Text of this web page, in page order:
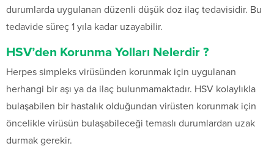
durumlarda uygulanan düzenli düşük doz ilaç tedavisidir. Bu
tedavide süreç 1 yıla kadar uzayabilir.
HSV’den Korunma Yolları Nelerdir ?
Herpes simpleks virüsünden korunmak için uygulanan
herhangi bir aşı ya da ilaç bulunmamaktadır. HSV kolaylıkla
bulaşabilen bir hastalık olduğundan virüsten korunmak için
öncelikle virüsün bulaşabileceği temaslı durumlardan uzak
durmak gerekir.